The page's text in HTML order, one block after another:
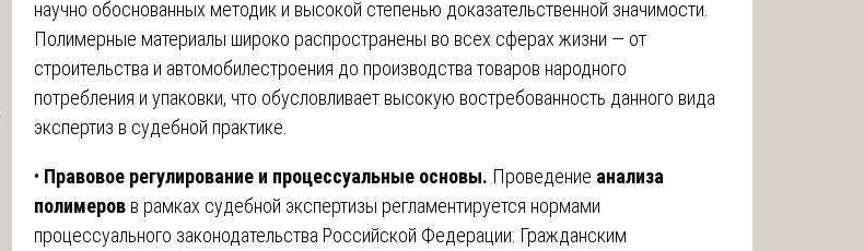
научно обоснованных методик и высокой степенью доказательственной значимости.
Полимерные материалы широко распространены во всех сферах жизни — от
строительства и автомобилестроения до производства товаров народного
потребления и упаковки, что обусловливает высокую востребованность данного вида
экспертиз в судебной практике.
• Правовое регулирование и процессуальные основы. Проведение анализа
полимеров в рамках судебной экспертизы регламентируется нормами
процессуального законодательства Российской Федерации: Гражданским